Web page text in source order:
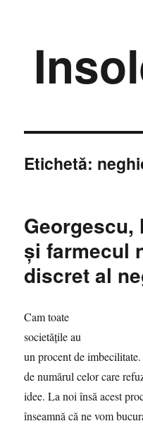
Etichetă:
Georgescu,
și farmecul
discret al
Cam toate
societățile au
un procent de
de numărul celor care
idee. La noi însă acest
înseamnă că ne vom